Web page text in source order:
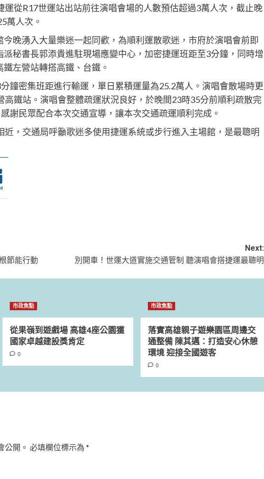
從R17世運站出站前往演唱會場的人數預估超過3萬人次，截止晚
萬人次。
晚湧入大量樂迷一起同歡，為順利運散歌迷，市府於演唱會前即
秘書長郭添貴進駐現場應變中心，加密捷運班距至3分鐘，同時增
左營站轉搭高鐵、台鐵。
鐘密集班距進行輸運，單日累積運量為25.2萬人。演唱會散場時更
高鐵站。演唱會整體疏運狀況良好，於晚間23時35分前順利疏散完
謝民眾配合本次交通宣導，讓本次交通疏運順利完成。
，交通局呼籲歌迷多使用捷運系統或步行進入主場館，是最聰明
節能行動
Next:
別開車！世運大道實施交通管制 聽演唱會搭捷運最聰明
市政焦點
從果嶺到遊戲場 高雄4座公園獲
國家卓越建設獎肯定
0
市政焦點
落實高雄親子遊樂園區周邊交
通整備 陳其邁：打造安心休憩
環境 迎接全國遊客
0
公開。 必填欄位標示為 *